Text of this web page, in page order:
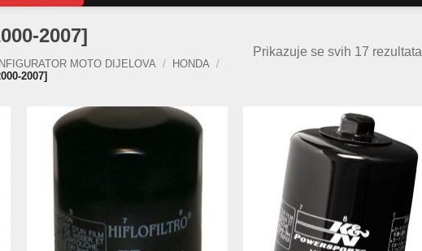
2007]
MOTO DIJELOVA / HONDA /
2007]
Prikazuje se svih 17 rezultata